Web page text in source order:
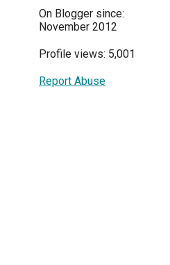
On Blogger since:
November 2012
Profile views: 5,001
Report Abuse